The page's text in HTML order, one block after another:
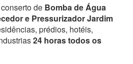
de Bomba de Água
e Pressurizador Jardim
prédios, hotéis,
24 horas todos os